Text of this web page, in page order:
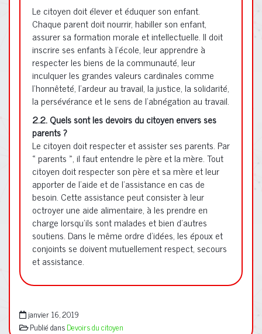
Le citoyen doit élever et éduquer son enfant.
Chaque parent doit nourrir, habiller son enfant,
assurer sa formation morale et intellectuelle. Il doit
inscrire ses enfants à l’école, leur apprendre à
respecter les biens de la communauté, leur
inculquer les grandes valeurs cardinales comme
l’honnêteté, l’ardeur au travail, la justice, la solidarité,
la persévérance et le sens de l’abnégation au travail.
2.2. Quels sont les devoirs du citoyen envers ses
parents ?
Le citoyen doit respecter et assister ses parents. Par
« parents », il faut entendre le père et la mère. Tout
citoyen doit respecter son père et sa mère et leur
apporter de l’aide et de l’assistance en cas de
besoin. Cette assistance peut consister à leur
octroyer une aide alimentaire, à les prendre en
charge lorsqu’ils sont malades et bien d’autres
soutiens. Dans le même ordre d’idées, les époux et
conjoints se doivent mutuellement respect, secours
et assistance.
janvier 16, 2019
Publié dansDevoirs du citoyen